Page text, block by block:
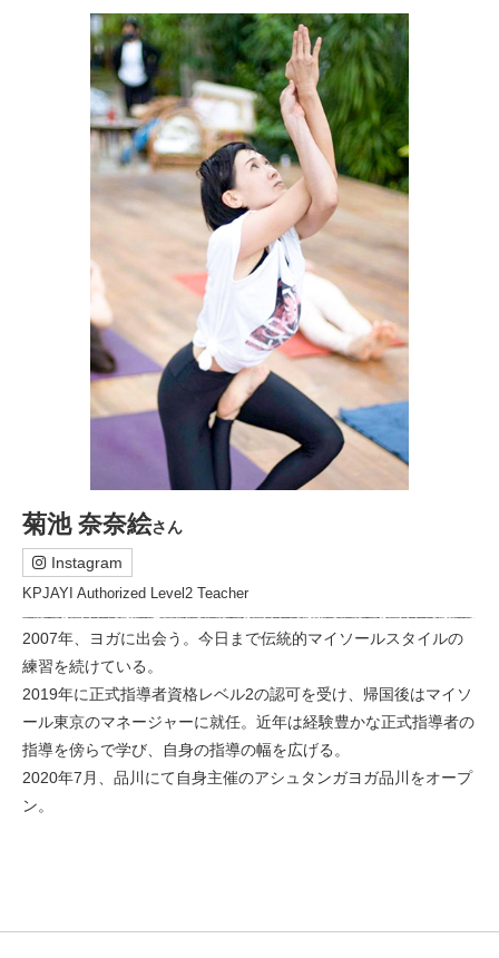
菊池 奈奈絵さん
Instagram
KPJAYI Authorized Level2 Teacher
2007年、ヨガに出会う。今日まで伝統的マイソールスタイルの
練習を続けている。
2019年に正式指導者資格レベル2の認可を受け、帰国後はマイソ
ール東京のマネージャーに就任。近年は経験豊かな正式指導者の
指導を傍らで学び、自身の指導の幅を広げる。
2020年7月、品川にて自身主催のアシュタンガヨガ品川をオープ
ン。